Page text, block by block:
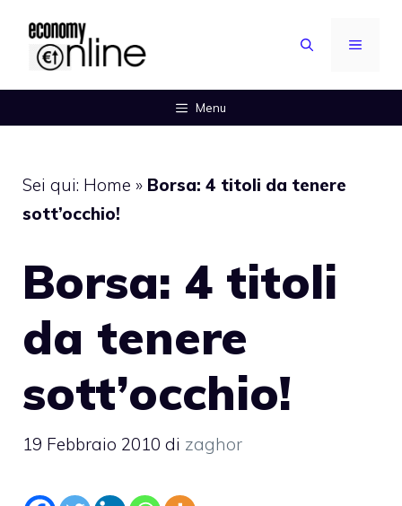
contenuto
MENU
Menu
Sei qui: Home » Borsa: 4 titoli da tenere
sott’occhio!
Borsa: 4 titoli
da tenere
sott’occhio!
19 Febbraio 2010 di zaghor